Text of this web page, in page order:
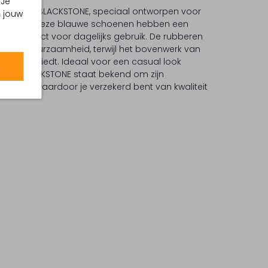
jouwvan BLACKSTONE, speciaal ontworpen voor
Deze blauwe schoenen hebben een
perfect voor dagelijks gebruik. De rubberen
en duurzaamheid, terwijl het bovenwerk van
biedt. Ideaal voor een casual look
BLACKSTONE staat bekend om zijn
waardoor je verzekerd bent van kwaliteit